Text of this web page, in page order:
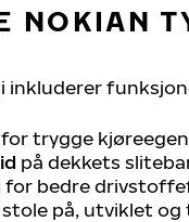
NOKIAN
inkluderer
for trygge
på dekkets
for bedre
på, utviklet